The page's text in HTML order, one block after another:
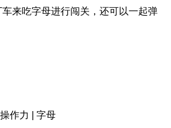
来吃字母进行闯关，还可以一起弹
作力 | 字母